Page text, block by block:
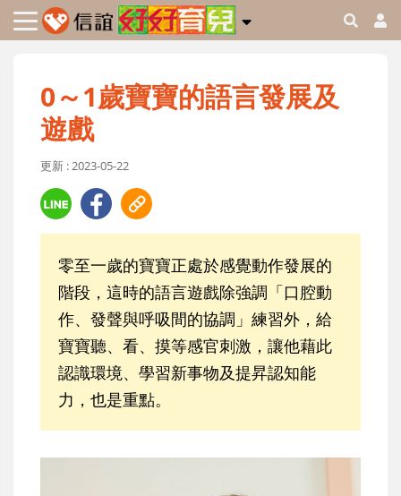
0～1歲寶寶的語言發展及
遊戲
更新 : 2023-05-22
零至一歲的寶寶正處於感覺動作發展的
階段，這時的語言遊戲除強調「口腔動
作、發聲與呼吸間的協調」練習外，給
寶寶聽、看、摸等感官刺激，讓他藉此
認識環境、學習新事物及提昇認知能
力，也是重點。